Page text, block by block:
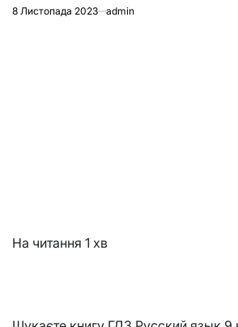
8 Листопада 2023 admin
На читання 1 хв